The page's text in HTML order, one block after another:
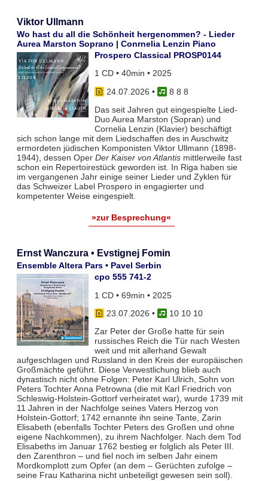
Viktor Ullmann
Wo hast du all die Schönheit hergenommen? - Lieder
Aurea Marston Soprano | Conrnelia Lenzin Piano
Prospero Classical PROSP0144
1 CD • 40min • 2025
24.07.2026 •
8 8 8
Das seit Jahren gut eingespielte Lied-
Duo Aurea Marston (Sopran) und
Cornelia Lenzin (Klavier) beschäftigt
sich schon lange mit dem Liedschaffen des in Auschwitz
ermordeten jüdischen Komponisten Viktor Ullmann (1898-
1944), dessen Oper Der Kaiser von Atlantismittlerweile fast
schon ein Repertoirestück geworden ist. In Riga haben sie
im vergangenen Jahr einige seiner Lieder und Zyklen für
das Schweizer Label Prospero in engagierter und
kompetenter Weise eingespielt.
»zur Besprechung«
Ernst Wanczura • Evstignej Fomin
Ensemble Altera Pars • Pavel Serbin
cpo 555 741-2
1 CD • 69min • 2025
23.07.2026 •
10 10 10
Zar Peter der Große hatte für sein
russisches Reich die Tür nach Westen
weit und mit allerhand Gewalt
aufgeschlagen und Russland in den Kreis der europäischen
Großmächte geführt. Diese Verwestlichung blieb auch
dynastisch nicht ohne Folgen: Peter Karl Ulrich, Sohn von
Peters Tochter Anna Petrowna (die mit Karl Friedrich von
Schleswig-Holstein-Gottorf verheiratet war), wurde 1739 mit
11 Jahren in der Nachfolge seines Vaters Herzog von
Holstein-Gottorf; 1742 ernannte ihn seine Tante, Zarin
Elisabeth (ebenfalls Tochter Peters des Großen und ohne
eigene Nachkommen), zu ihrem Nachfolger. Nach dem Tod
Elisabeths im Januar 1762 bestieg er folglich als Peter III.
den Zarenthron – und fiel noch im selben Jahr einem
Mordkomplott zum Opfer (an dem – Gerüchten zufolge –
seine Frau Katharina nicht unbeteiligt gewesen sein soll).